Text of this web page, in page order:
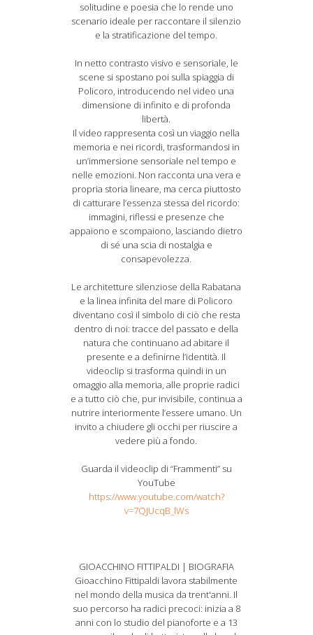
solitudine e poesia che lo rende uno
scenario ideale per raccontare il silenzio
e la stratificazione del tempo.
In netto contrasto visivo e sensoriale, le
scene si spostano poi sulla spiaggia di
Policoro, introducendo nel video una
dimensione di infinito e di profonda
libertà.
Il video rappresenta così un viaggio nella
memoria e nei ricordi, trasformandosi in
un’immersione sensoriale nel tempo e
nelle emozioni. Non racconta una vera e
propria storia lineare, ma cerca piuttosto
di catturare l’essenza stessa del ricordo:
immagini, riflessi e presenze che
appaiono e scompaiono, lasciando dietro
di sé una scia di nostalgia e
consapevolezza.
Le architetture silenziose della Rabatana
e la linea infinita del mare di Policoro
diventano così il simbolo di ciò che resta
dentro di noi: tracce del passato e della
natura che continuano ad abitare il
presente e a definirne l’identità. Il
videoclip si trasforma quindi in un
omaggio alla memoria, alle proprie radici
e a tutto ciò che, pur invisibile, continua a
nutrire interiormente l’essere umano. Un
invito a chiudere gli occhi per riuscire a
vedere più a fondo.
Guarda il videoclip di “Frammenti” su
YouTube
https://www.youtube.com/watch?
v=7QJUcqB_lWs
GIOACCHINO FITTIPALDI | BIOGRAFIA
Gioacchino Fittipaldi lavora stabilmente
nel mondo della musica da trent'anni. Il
suo percorso ha radici precoci: inizia a 8
anni con lo studio del pianoforte e a 13